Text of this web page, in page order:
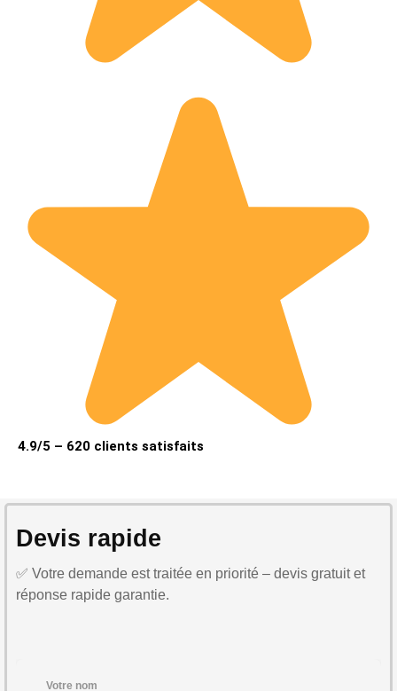
4.9/5 – 620 clients satisfaits
Devis rapide
✅ Votre demande est traitée en priorité – devis gratuit et
réponse rapide garantie.
Votre nom